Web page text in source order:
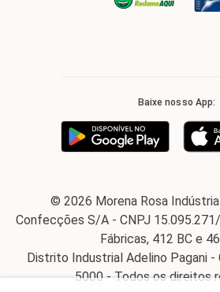
Baixe nosso App:
© 2026 Morena Rosa
Confecções S/A - CNPJ
Fábricas, 412 BC e
Distrito Industrial Adelino Pagani
5000 - Todos os direitos